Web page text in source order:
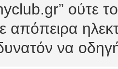
ούτε
απόπειρα
δυνατόν να